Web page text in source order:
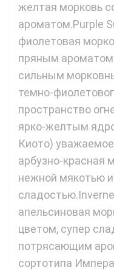
желтая морковь
ароматом.Purple
фиолетовая
пряным
сильным
темно-
пространство
ярко-желтым
Киото)
арбузно-красная
нежной мякотью и
апельсиновая
цветом, супер
потрясающим
сортотипа